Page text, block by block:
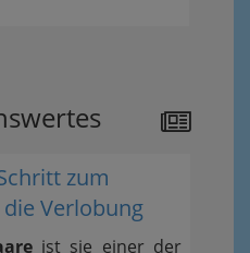
zum
die Verlobung
ist sie einer der